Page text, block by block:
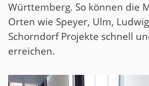
Württemberg. So können die
Orten wie Speyer, Ulm,
Schorndorf Projekte schnell
erreichen.